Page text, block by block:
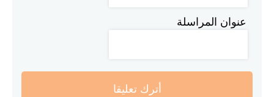
عنوان المراسلة
أترك تعليقا